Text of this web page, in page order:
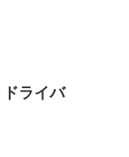
ライバ